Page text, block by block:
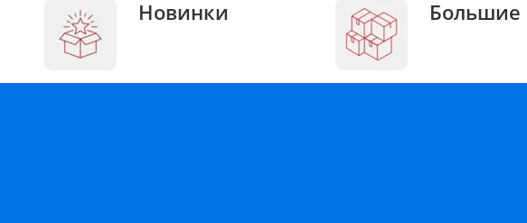
Новинки Большие